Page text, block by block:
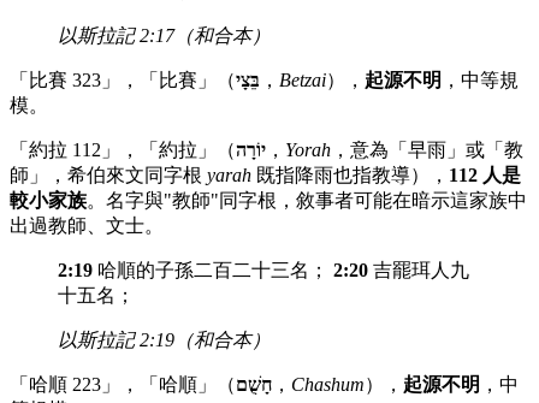
以斯拉記 2:17（和合本）
「比賽 323」，「比賽」（בֵּצָי ， Betzai）， 起源不明 ，中等規
模。
「約拉 112」，「約拉」（יוֹרָה ， Yorah ，意為「早雨」或「教
師」，希伯來文同字根 yarah 既指降雨也指教導）， 112 人是
較小家族。名字與"教師"同字根，敘事者可能在暗示這家族中
出過教師、文士。
2:19 哈順的子孫二百二十三名； 2:20 吉罷珥人九
十五名；
以斯拉記 2:19（和合本）
「哈順 223」，「哈順」（חָשֻׁם ， Chashum）， 起源不明 ，中